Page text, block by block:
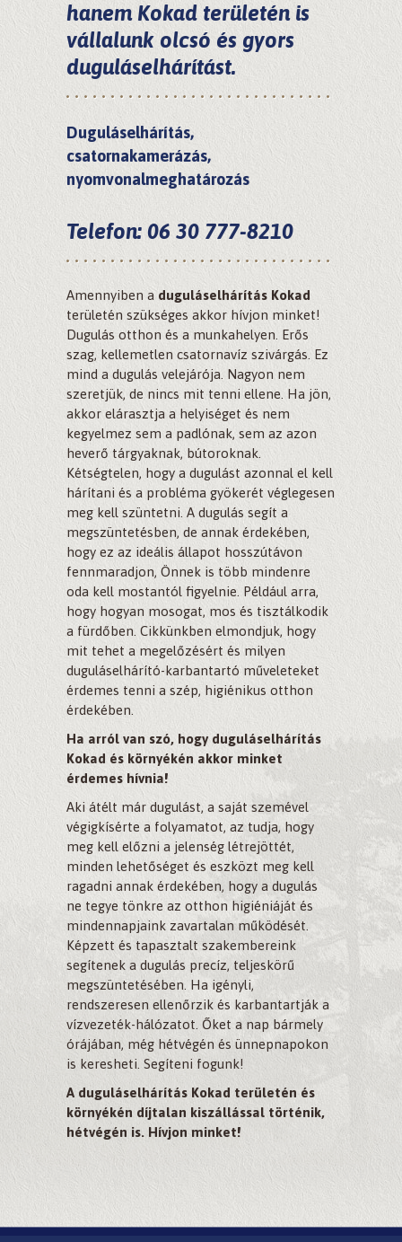
hanem Kokad területén is
vállalunk olcsó és gyors
duguláselhárítást.
Duguláselhárítás,
csatornakamerázás,
nyomvonalmeghatározás
Telefon: 06 30 777-8210
Amennyiben a duguláselhárítás Kokad
területén szükséges akkor hívjon minket!
Dugulás otthon és a munkahelyen. Erős
szag, kellemetlen csatornavíz szivárgás. Ez
mind a dugulás velejárója. Nagyon nem
szeretjük, de nincs mit tenni ellene. Ha jön,
akkor elárasztja a helyiséget és nem
kegyelmez sem a padlónak, sem az azon
heverő tárgyaknak, bútoroknak.
Kétségtelen, hogy a dugulást azonnal el kell
hárítani és a probléma gyökerét véglegesen
meg kell szüntetni. A dugulás segít a
megszüntetésben, de annak érdekében,
hogy ez az ideális állapot hosszútávon
fennmaradjon, Önnek is több mindenre
oda kell mostantól figyelnie. Például arra,
hogy hogyan mosogat, mos és tisztálkodik
a fürdőben. Cikkünkben elmondjuk, hogy
mit tehet a megelőzésért és milyen
duguláselhárító-karbantartó műveleteket
érdemes tenni a szép, higiénikus otthon
érdekében.
Ha arról van szó, hogy duguláselhárítás
Kokad és környékén akkor minket
érdemes hívnia!
Aki átélt már dugulást, a saját szemével
végigkísérte a folyamatot, az tudja, hogy
meg kell előzni a jelenség létrejöttét,
minden lehetőséget és eszközt meg kell
ragadni annak érdekében, hogy a dugulás
ne tegye tönkre az otthon higiéniáját és
mindennapjaink zavartalan működését.
Képzett és tapasztalt szakembereink
segítenek a dugulás precíz, teljeskörű
megszüntetésében. Ha igényli,
rendszeresen ellenőrzik és karbantartják a
vízvezeték-hálózatot. Őket a nap bármely
órájában, még hétvégén és ünnepnapokon
is keresheti. Segíteni fogunk!
A duguláselhárítás Kokad területén és
környékén díjtalan kiszállással történik,
hétvégén is. Hívjon minket!